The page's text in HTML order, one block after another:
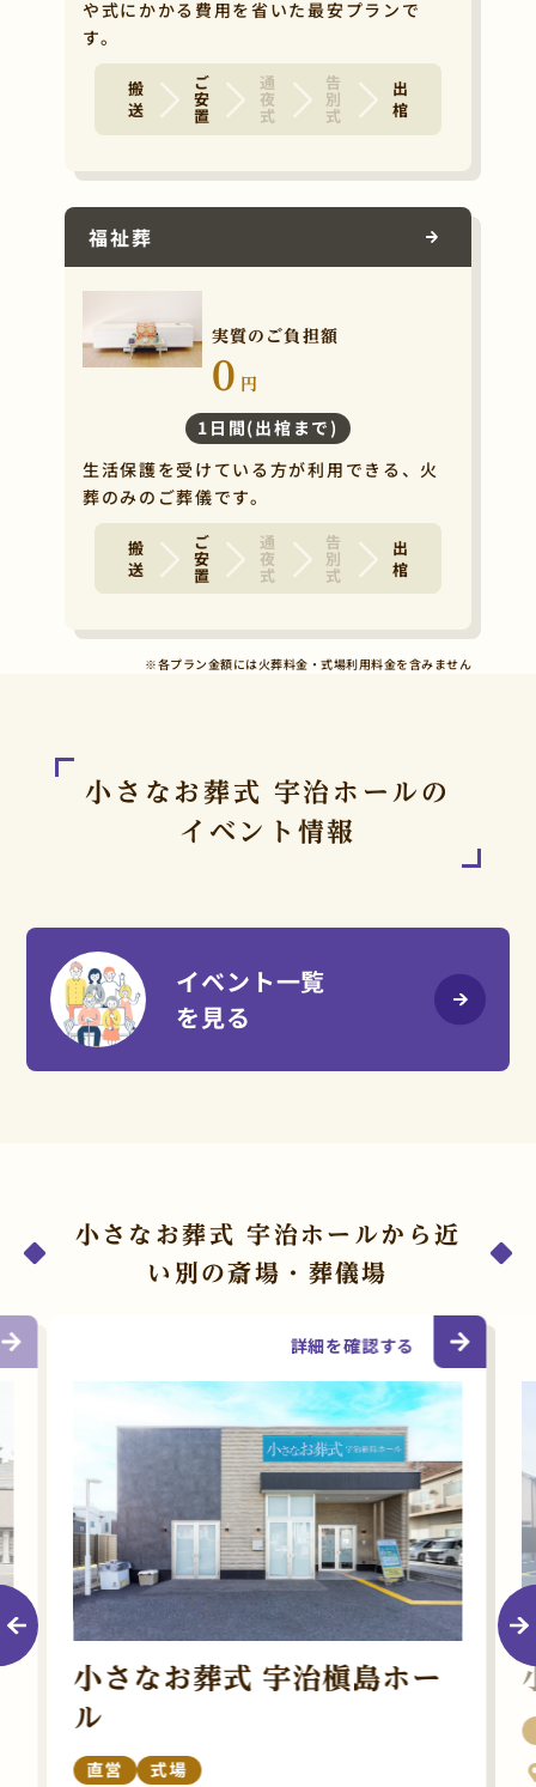
や式にかかる費用を省いた最安プランで
す。
搬 送 ご安置 通夜式 告別式 出 棺
福祉葬
実質のご負担額
0 円
1日間(出棺まで)
生活保護を受けている方が利用できる、火
葬のみのご葬儀です。
搬 送 ご安置 通夜式 告別式 出 棺
※各プラン金額には火葬料金・式場利用料金を含みません
小さなお葬式 宇治ホールの
イベント情報
イベント一覧
を見る
小さなお葬式 宇治ホールから近
い別の斎場・葬儀場
小さなお葬式 宇治槇島ホー
ル
直営 式場
詳細を確認する